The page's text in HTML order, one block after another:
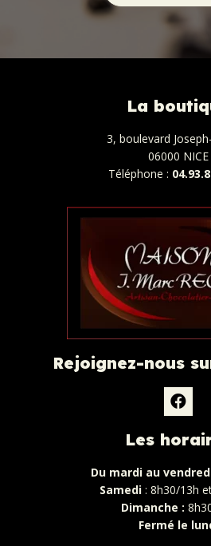
La
3, boulevard
06000 NICE
Téléphone :
Rejoignez-nous
Les
Du mardi au
Samedi: 8h30/13h
Dimanche :
Fermé le